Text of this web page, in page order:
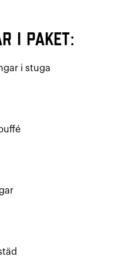
i paket:
i stuga